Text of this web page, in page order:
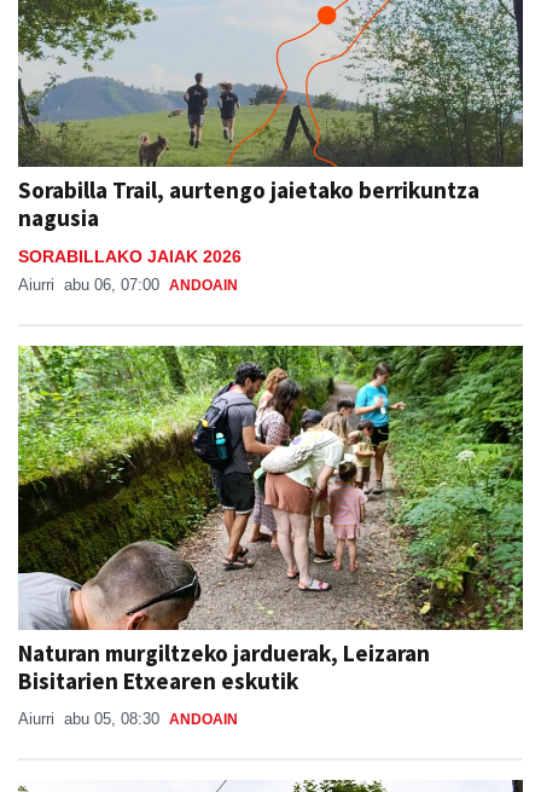
Sorabilla Trail, aurtengo jaietako berrikuntza
nagusia
SORABILLAKO JAIAK 2026
Aiurri abu 06, 07:00 ANDOAIN
Naturan murgiltzeko jarduerak, Leizaran
Bisitarien Etxearen eskutik
Aiurri abu 05, 08:30 ANDOAIN